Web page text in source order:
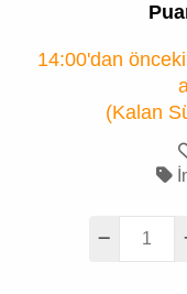
14:00'dan
(Kalan